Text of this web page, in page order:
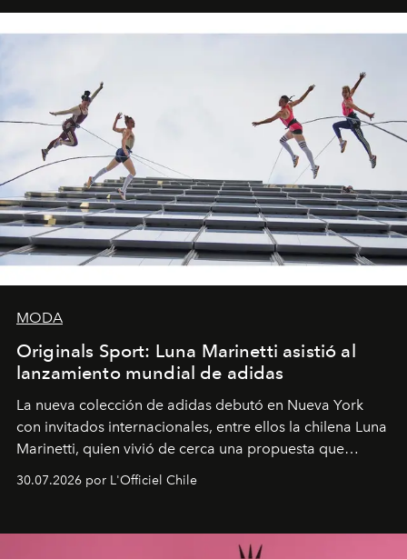
MODA
Originals Sport: Luna Marinetti asistió al
lanzamiento mundial de adidas
La nueva colección de adidas debutó en Nueva York
con invitados internacionales, entre ellos la chilena Luna
Marinetti, quien vivió de cerca una propuesta que
fusiona moda y rendimiento.
30.07.2026 por L'Officiel Chile